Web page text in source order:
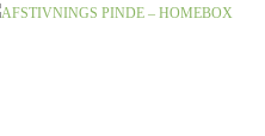
AFSTIVNINGS PINDE – HOMEBOX